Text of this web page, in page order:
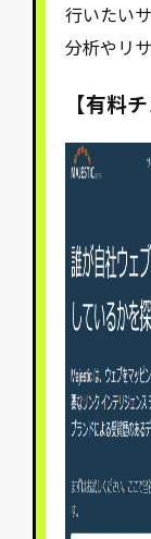
行いたい
分析やリ
【有料